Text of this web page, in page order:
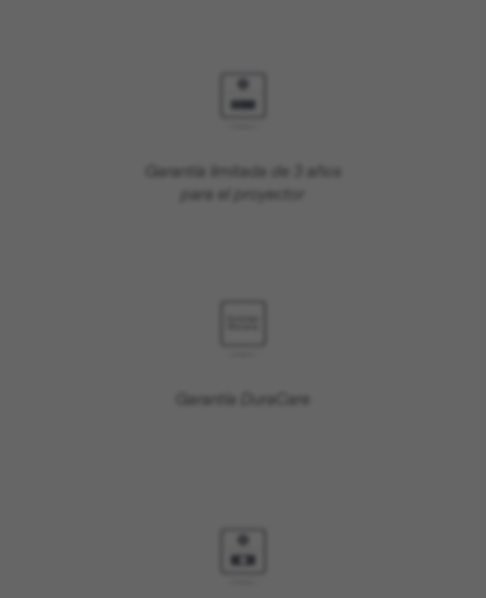
Garantía limitada de 3 años
para el proyector
Garantía DuraCare